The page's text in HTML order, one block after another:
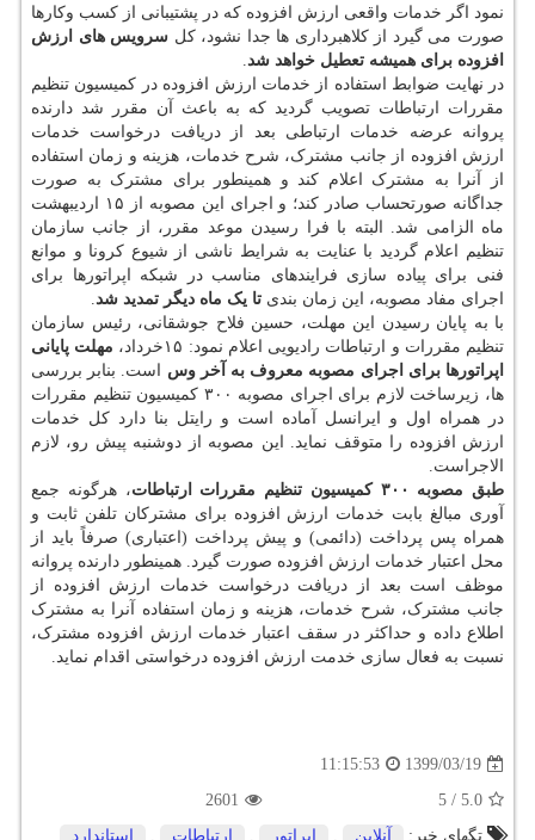
نمود اگر خدمات واقعی ارزش افزوده که در پشتیبانی از کسب وکارها
صورت می گیرد از کلاهبرداری ها جدا نشود، کل سرویس های ارزش
افزوده برای همیشه تعطیل خواهد شد
در نهایت ضوابط استفاده از خدمات ارزش افزوده در کمیسیون تنظیم
مقررات ارتباطات تصویب گردید که به باعث آن مقرر شد دارنده
پروانه عرضه خدمات ارتباطی بعد از دریافت درخواست خدمات
ارزش افزوده از جانب مشترک، شرح خدمات، هزینه و زمان استفاده
از آنرا به مشترک اعلام کند و همینطور برای مشترک به صورت
جداگانه صورتحساب صادر کند؛ و اجرای این مصوبه از ۱۵ اردیبهشت
ماه الزامی شد. البته با فرا رسیدن موعد مقرر، از جانب سازمان
تنظیم اعلام گردید با عنایت به شرایط ناشی از شیوع کرونا و موانع
فنی برای پیاده سازی فرایندهای مناسب در شبکه اپراتورها برای
اجرای مفاد مصوبه، این زمان بندی تا یک ماه دیگر تمدید شد
با به پایان رسیدن این مهلت، حسین فلاح جوشقانی، رئیس سازمان
تنظیم مقررات و ارتباطات رادیویی اعلام نمود: ۱۵خرداد،
مهلت پایانی
اپراتورها برای اجرای مصوبه معروف به آخر وس است. بنابر بررسی
ها، زیرساخت لازم برای اجرای مصوبه ۳۰۰ کمیسیون تنظیم مقررات
در همراه اول و ایرانسل آماده است و رایتل بنا دارد کل خدمات
ارزش افزوده را متوقف نماید. این مصوبه از دوشنبه پیش رو، لازم
الاجراست.
طبق مصوبه ۳۰۰ کمیسیون تنظیم مقررات ارتباطات
، هرگونه جمع
آوری مبالغ بابت خدمات ارزش افزوده برای مشترکان تلفن ثابت و
همراه پس پرداخت (دائمی) و پیش پرداخت (اعتباری) صرفاً باید از
محل اعتبار خدمات ارزش افزوده صورت گیرد. همینطور دارنده پروانه
موظف است بعد از دریافت درخواست خدمات ارزش افزوده از
جانب مشترک، شرح خدمات، هزینه و زمان استفاده آنرا به مشترک
اطلاع داده و حداکثر در سقف اعتبار خدمات ارزش افزوده مشترک،
نسبت به فعال سازی خدمت ارزش افزوده درخواستی اقدام نماید.
1399/03/19
11:15:53
5.0
/
5
2601
تگهای خبر:
آنلاین , اپراتور , ارتباطات , استاندارد